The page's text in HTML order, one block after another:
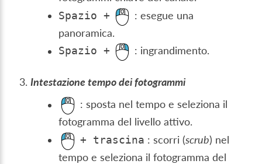
Spazio +
: esegue una
panoramica.
Spazio + : ingrandimento.
Intestazione tempo dei fotogrammi
: sposta nel tempo e seleziona il
fotogramma del livello attivo.
+ trascina : scorri (scrub) nel
tempo e seleziona il fotogramma del